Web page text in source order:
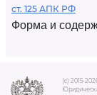
ст. 125 АПК РФ
Форма и
(c) 2015-